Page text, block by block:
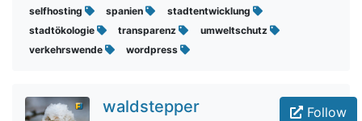
selfhosting
spanien
stadtentwicklung
stadtökologie
transparenz
umweltschutz
verkehrswende
wordpress
Follow
waldstepper